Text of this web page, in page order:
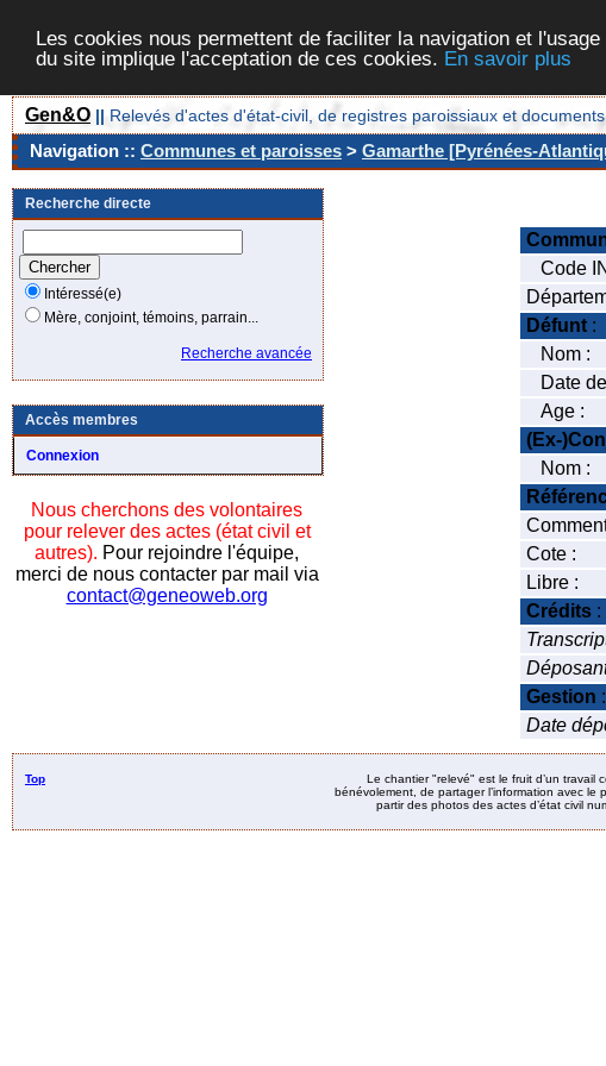
Les cookies nous permettent de faciliter la navigation et
du site implique l'acceptation de ces cookies. En savoir plus
Gen&O || Relevés d'actes d'état-civil, de registres paroissiaux et
Navigation :: Communes et paroisses > Gamarthe [Pyrénées-
Recherche directe
Intéressé(e)
Mère, conjoint, témoins, parrain...
Recherche avancée
Accès membres
Connexion
Nous cherchons des volontaires
pour relever des actes (état civil et
autres). Pour rejoindre l'équipe,
merci de nous contacter par mail via
contact@geneoweb.org
Code
Défunt:
Nom :
Date
Age :
(Ex-
Nom :
Cote :
Libre :
Crédits:
Gestion :
Date
Top
Le chantier "relevé" est le fruit d’un travail
bénévolement, de partager l’information avec
partir des photos des actes d’état civil